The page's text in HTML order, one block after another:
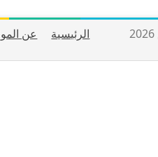
الرئيسية عن